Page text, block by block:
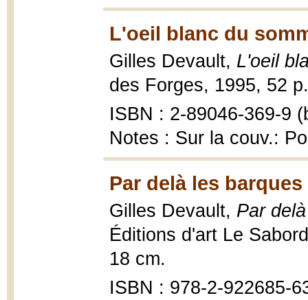
L'oeil blanc du
Gilles Devault, L'oeil
des Forges, 1995, 52
ISBN : 2-89046-369-9
Notes : Sur la couv.:
Par delà les
Gilles Devault, Par
Éditions d'art Le
18 cm.
ISBN : 978-2-922685-